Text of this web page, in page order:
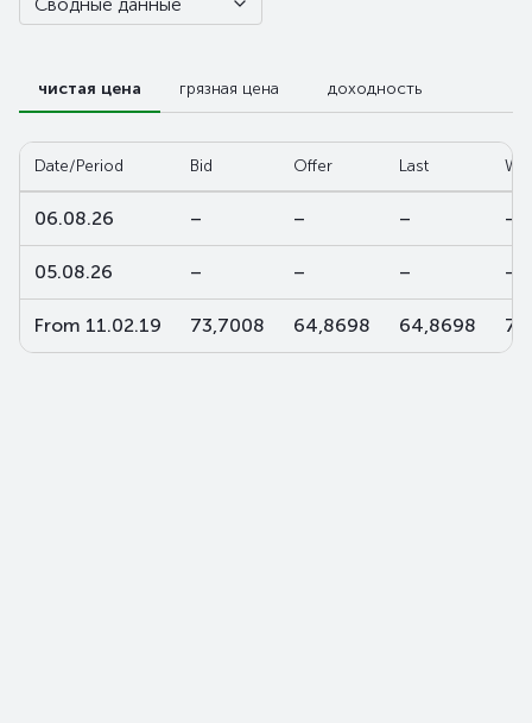
чистая цена грязная цена доходность
Date/Period Bid Offer Last W-
06.08.26 – – – –
05.08.26 – – – –
From 11.02.19 73,7008 64,8698 64,8698